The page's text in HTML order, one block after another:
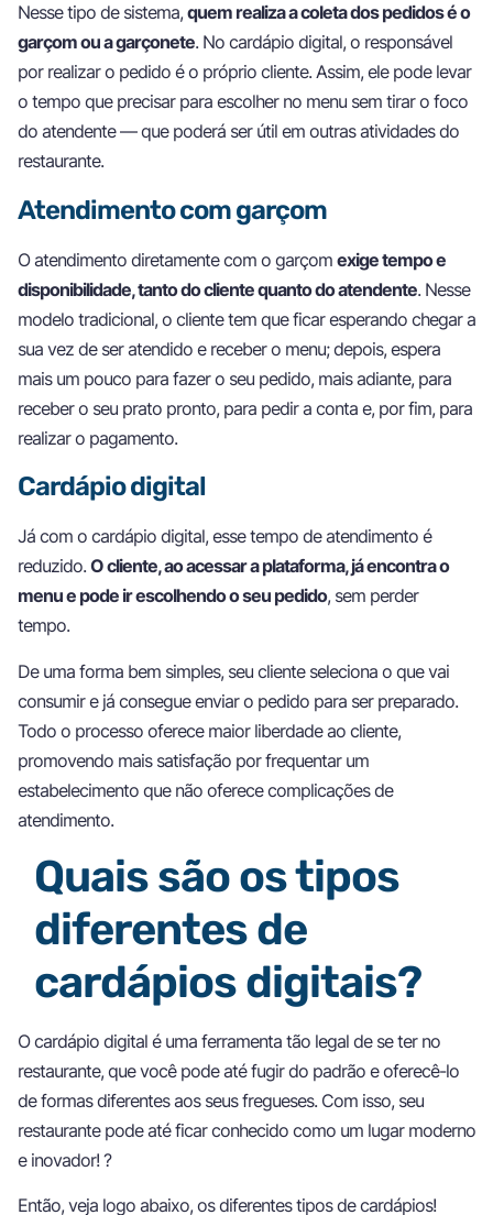
Nesse tipo de sistema,quem realiza a coleta dos pedidos é o
garçom ou a garçonete. No cardápio digital, o responsável
por realizar o pedido é o próprio cliente. Assim, ele pode levar
o tempo que precisar para escolher no menu sem tirar o foco
do atendente — que poderá ser útil em outras atividades do
restaurante.
Atendimento com garçom
O atendimento diretamente com o garçom exige tempo e
disponibilidade, tanto do cliente quanto do atendente. Nesse
modelo tradicional, o cliente tem que ficar esperando chegar a
sua vez de ser atendido e receber o menu; depois, espera
mais um pouco para fazer o seu pedido, mais adiante, para
receber o seu prato pronto, para pedir a conta e, por fim, para
realizar o pagamento.
Cardápio digital
Já com o cardápio digital, esse tempo de atendimento é
reduzido. O cliente, ao acessar a plataforma, já encontra o
menu e pode ir escolhendo o seu pedido, sem perder
tempo.
De uma forma bem simples, seu cliente seleciona o que vai
consumir e já consegue enviar o pedido para ser preparado.
Todo o processo oferece maior liberdade ao cliente,
promovendo mais satisfação por frequentar um
estabelecimento que não oferece complicações de
atendimento.
Quais são os tipos
diferentes de
cardápios digitais?
O cardápio digital é uma ferramenta tão legal de se ter no
restaurante, que você pode até fugir do padrão e oferecê-lo
de formas diferentes aos seus fregueses. Com isso, seu
restaurante pode até ficar conhecido como um lugar moderno
e inovador! ?
Então, veja logo abaixo, os diferentes tipos de cardápios!